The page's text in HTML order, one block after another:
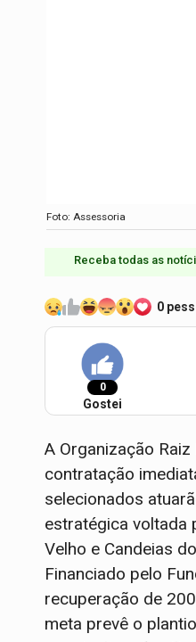
Foto: Assessoria
Receba todas as
0
0
Gostei
A Organização
contratação
selecionados
estratégica voltada
Velho e Candeias
Financiado pelo
recuperação de
meta prevê o